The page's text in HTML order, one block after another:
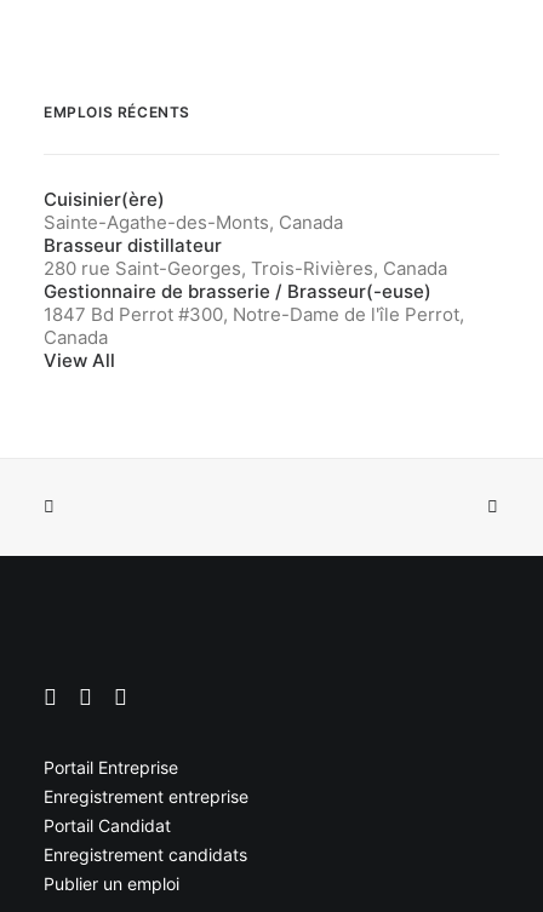
EMPLOIS RÉCENTS
Cuisinier(ère)
Sainte-Agathe-des-Monts, Canada
Brasseur distillateur
280 rue Saint-Georges, Trois-Rivières, Canada
Gestionnaire de brasserie / Brasseur(-euse)
1847 Bd Perrot #300, Notre-Dame de l'île Perrot,
Canada
View All
Portail Entreprise
Enregistrement entreprise
Portail Candidat
Enregistrement candidats
Publier un emploi